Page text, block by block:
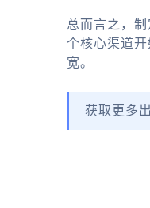
总而言之，
个核心渠道
宽。
获取更多